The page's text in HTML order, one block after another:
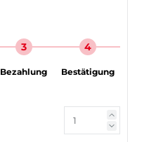
3
Bezahlung
4
Bestätigung